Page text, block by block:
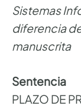
Sistemas
diferencia
Sentencia
PLAZO DE